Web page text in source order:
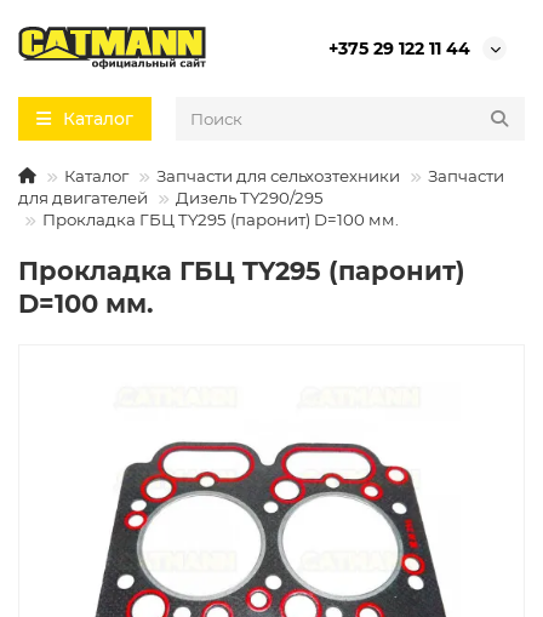
+375 29 122 11 44
Каталог
Каталог Запчасти для сельхозтехники
Запчасти
для двигателей
Дизель TY290/295
Прокладка ГБЦ TY295 (паронит) D=100 мм.
Прокладка ГБЦ TY295 (паронит)
D=100 мм.